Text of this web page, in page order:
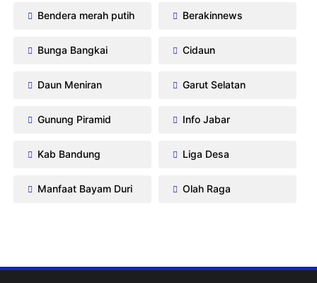
Bendera merah putih Berakinnews
Bunga Bangkai Cidaun
Daun Meniran Garut Selatan
Gunung Piramid Info Jabar
Kab Bandung Liga Desa
Manfaat Bayam Duri Olah Raga